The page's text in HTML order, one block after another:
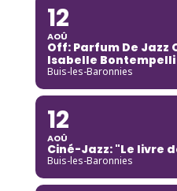
12
AOÛ
Off: Parfum De Jazz
Isabelle Bontempelli
Buis-les-Baronnies
12
AOÛ
Ciné-Jazz: "Le livre
Buis-les-Baronnies